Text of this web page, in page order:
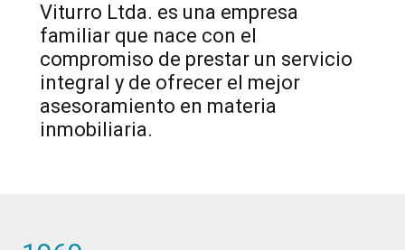
Viturro Ltda. es una empresa
familiar que nace con el
compromiso de prestar un servicio
integral y de ofrecer el mejor
asesoramiento en materia
inmobiliaria.